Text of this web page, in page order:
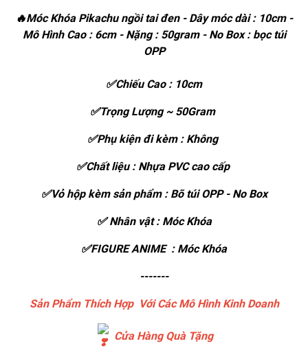
🔥Móc Khóa Pikachu ngồi tai đen - Dây móc dài : 10cm -
Mô Hình Cao : 6cm - Nặng : 50gram - No Box : bọc túi
OPP
✅Chiếu Cao : 10cm
✅Trọng Lượng ~ 50Gram
✅Phụ kiện đi kèm : Không
✅Chất liệu : Nhựa PVC cao cấp
✅Vỏ hộp kèm sản phẩm : Bõ túi OPP - No Box
✅ Nhân vật : Móc Khóa
✅FIGURE ANIME : Móc Khóa
-------
Sản Phẩm Thích Hợp Với Các Mô Hình Kinh Doanh
Cửa Hàng Quà Tặng